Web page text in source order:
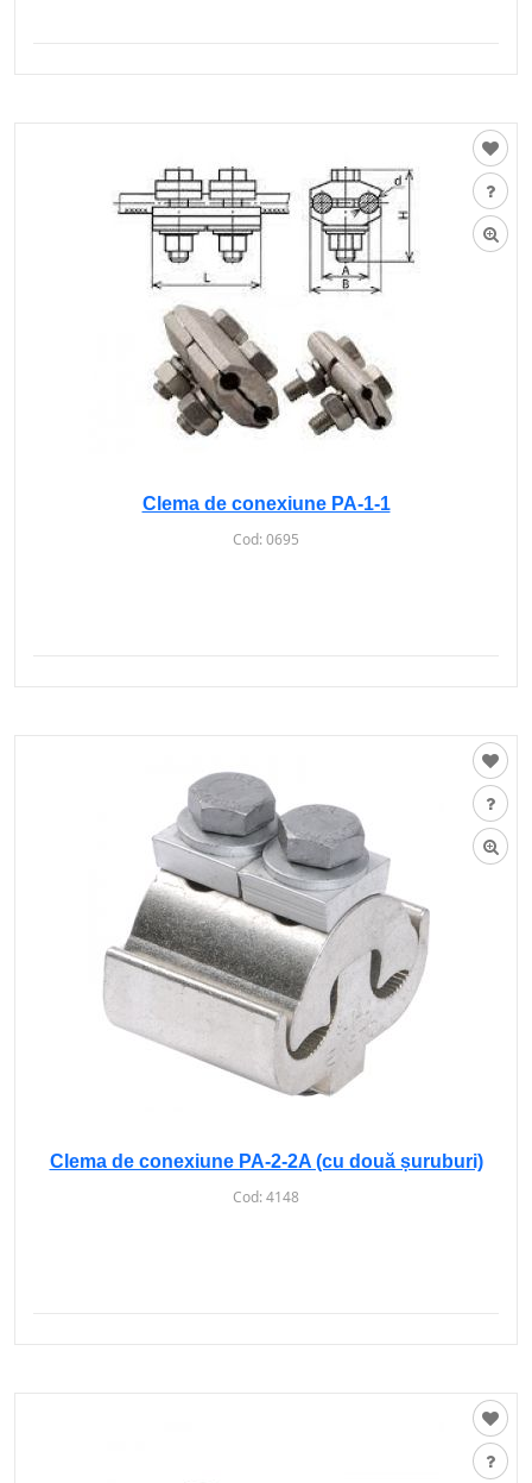
Clema de conexiune PA-1-1
Cod:0695
Clema de conexiune PA-2-2A (cu două șuruburi)
Cod:4148